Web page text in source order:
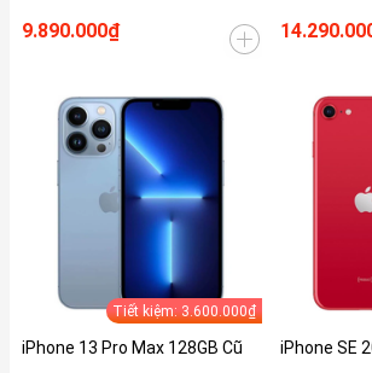
9.890.000₫
Tiết kiệm: 3.600.000₫
iPhone 13 Pro Max 128GB Cũ iPhone SE